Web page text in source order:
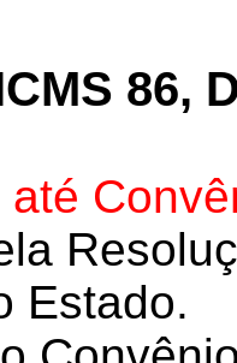
86,
Estado.